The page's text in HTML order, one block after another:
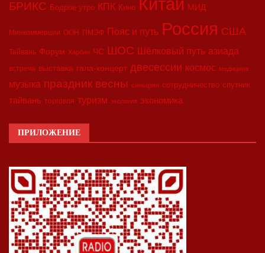
БРИКС Бодрое утро КПК Кино МИД
Минкоммерции ООН ПМЭФ Пояс и путь Россия США
Тайвань Форум Харбин ЧС ШОС Шёлковый путь азиада
встреча выставка гала-концерт двесессии космос медицина
музыка праздник весны синьцзян сотрудничество спутник
тайвань торговля туризм экология экономика
ПРИЛОЖЕНИЕ